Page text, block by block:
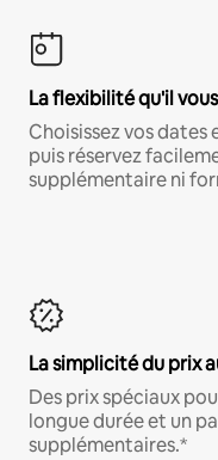
La flexibilité qu'il
Choisissez vos
puis réservez
supplémentaire ni
La simplicité du prix
Des prix spéciaux
longue durée et un
supplémentaires.*